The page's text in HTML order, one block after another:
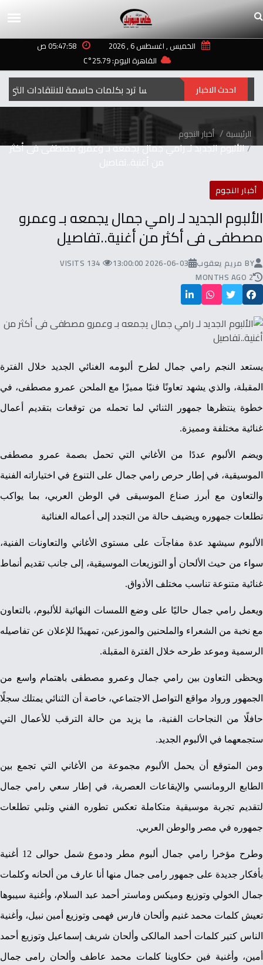
الخميس , اغسطس 6 , 2026
05:47:58 ص
القاهرة اليوم: 25.79°C
احدث الاخبار
الرئيسية أخبار النجوم
الألبوم الجديد لـ رامي جمال يجمعه بـ وعمرو مصطفى فى أكثر
من أغنية..تفاصيل
أخبار النجوم
الألبوم الجديد لـ رامي جمال يجمعه بـ وعمرو
مصطفى فى أكثر من أغنية..تفاصيل
BY مريم يعقوب 2026-06-03 13:00:00
134 VISITS
2 MONTHS AGO
يستعد النجم رامي جمال لطرح ألبومه الغنائي الجديد خلال الفترة
المقبلة، والذي يشهد تعاونًا فنيًا مميزًا مع الملحن عمرو مصطفى، في
خطوة ينتظرها جمهور الثنائي لما تحمله من توقعات بتقديم أعمال
غنائية مختلفة ومميزة.
ويضم الألبوم عددًا من الأغاني التي تحمل بصمة عمرو مصطفى
الموسيقية، في إطار حرص رامي جمال على التنوع في اختياراته الفنية
والتعاون مع أبرز صناع الموسيقى في الوطن العربي، بما يواكب
تطلعات جمهوره ويضيف حالة من التجدد إلى أعماله الغنائية
الألبوم سيشهد عدة مفاجآت على مستوى الأغاني والتعاونات الفنية،
سواء من حيث الألحان أو التوزيعات الموسيقية، إلى جانب تقديم أنماط
غنائية متنوعة تناسب مختلف الأذواق.
ويعمل رامي جمال حاليًا على وضع اللمسات النهائية للألبوم، بالتعاون
مع نخبة من الشعراء والملحنين والموزعين، تمهيدًا للإعلان عن تفاصيله
الرسمية وموعد طرحه خلال الفترة المقبلة.
ويحظى التعاون بين رامي جمال وعمرو مصطفى باهتمام واسع من
الجمهور ورواد مواقع التواصل الاجتماعي، خاصة أن الثنائي يمتلك سجلًا
حافلًا من النجاحات الفنية، ما يزيد من حالة الترقب للأعمال التي
ستجمعهما في الألبوم الجديد.
ومن المتوقع أن يحمل الألبوم مجموعة من الأغاني التي تجمع بين
الطابع الرومانسي والإيقاعات العصرية، في إطار سعي رامي جمال
لتقديم تجربة موسيقية متكاملة تعكس تطوره الفني وتلبي تطلعات
جمهوره في مصر والوطن العربي.
وطرح مؤخرا رامي جمال ألبوم مطر ودموع شمل حوالى 12 أغنية
بأفكار جديدة على جمهور رامى جمال منها أنا عارف من ألحانه وكلمات
جمال الخولي وتوزيع وميكس وماستر أحمد عبد السلام، وأغنية سيبوها
تعيش كلمات محمد غنيم وألحان فارس فهمى وتوزيع أمين نبيل، وأغنية
الناس كتير كلمات أحمد المالكى وألحان شريف إسماعيل وتوزيع أحمد
أمين، وأغنية فين حكاوينا كلمات محمد عاطف وألحان رامى جمال